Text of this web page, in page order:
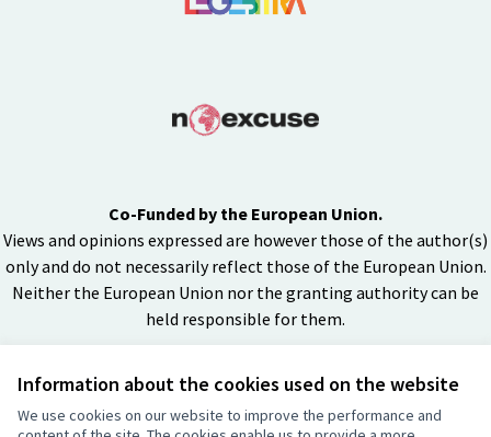
Information about the cookies used on the website
We use cookies on our website to improve the performance and
Co-Funded by the European Union.
Views and opinions expressed are however those of the author(s)
only and do not necessarily reflect those of the European Union.
Neither the European Union nor the granting authority can be
held responsible for them.
(Collegamento esterno)
Licenza